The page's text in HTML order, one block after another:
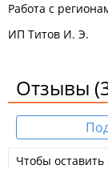
Работа с
ИП Титов И. Э.
Отзывы
Чтобы